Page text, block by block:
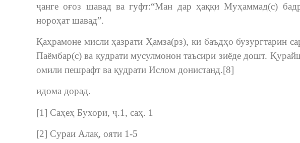
ҷанге оғоз шавад ва гуфт:“Ман дар ҳаққи Муҳаммад(с)
нороҳат шавад”.
Қаҳрамоне мисли ҳазрати Ҳамза(рз), ки баъдҳо бузургтарин
Паёмбар(с) ва қудрати мусулмонон таъсири зиёде дошт.
омили пешрафт ва қудрати Ислом донистанд.[8]
идома дорад.
[1] Саҳеҳ Бухорӣ, ҷ.1, саҳ. 1
[2] Сураи Алақ, ояти 1-5